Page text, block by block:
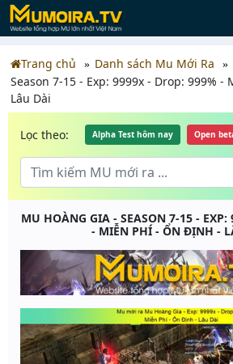
Trang chủ Danh sách Mu Mới Ra
Season 7-15 - Exp: 9999x - Drop: 999%
Lâu Dài
Lọc theo: Alpha Test hôm nay Open
MU HOÀNG GIA - SEASON 7-15 - EXP:
- MIỄN PHÍ - ỔN ĐỊNH -